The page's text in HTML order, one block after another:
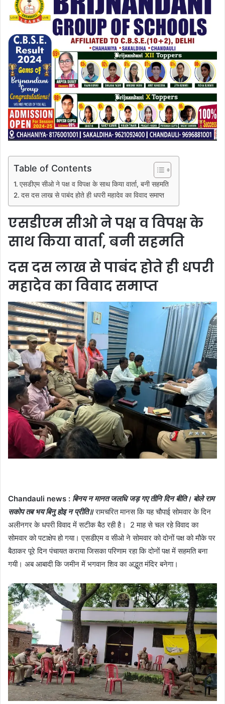
Table of Contents
एसडीएम सीओ ने पक्ष व विपक्ष के साथ किया वार्ता, बनी सहमति
दस दस लाख से पाबंद होते ही धपरी महादेव का विवाद समाप्त
एसडीएम सीओ ने पक्ष व विपक्ष के
साथ किया वार्ता, बनी सहमति
दस दस लाख से पाबंद होते ही धपरी
महादेव का विवाद समाप्त
Chandauli news : बिनय न मानत जलधि जड़ गए तीनि दिन बीति। बोले राम
सकोप तब भय बिनु होइ न प्रीति॥रामचरित मानस कि यह चौपाई सोमवार के दिन
अलीनगर के धपरी विवाद में सटीक बैठ रही है। 2 माह से चल रहे विवाद का
सोमवार को पटाक्षेप हो गया। एसडीएम व सीओ ने सोमवार को दोनों पक्ष को मौके पर
बैठाकर पूरे दिन पंचायत कराया जिसका परिणाम रहा कि दोनों पक्ष में सहमति बना
गयी। अब आबादी कि जमीन में भगवान शिव का अद्भुत मंदिर बनेगा।